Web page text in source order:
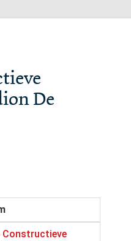
De
Constructieve